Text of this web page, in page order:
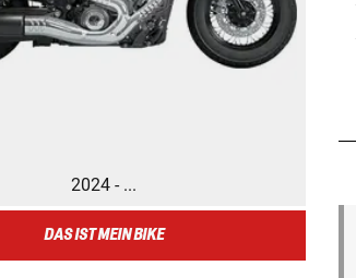
2024 - ...
DAS IST MEIN BIKE